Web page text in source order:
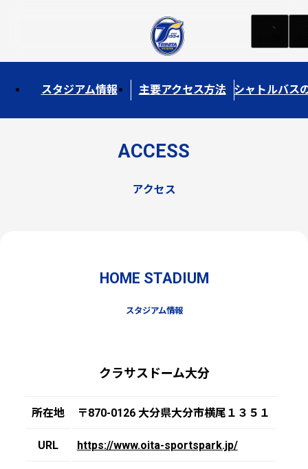
スタジアム情報 主要アクセス方法 シャトルバス
アクセス
ACCESS
スタジアム情報
HOME STADIUM
クラサスドーム大分
所在地 〒870-0126 大分県大分市横尾１３５１
URL https://www.oita-sportspark.jp/